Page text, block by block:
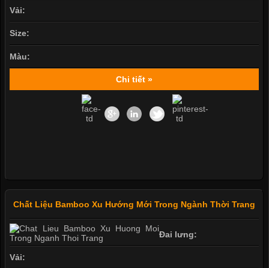
Vải:
Size:
Màu:
Chi tiết »
Chất Liệu Bamboo Xu Hướng Mới Trong Ngành Thời Trang
Đai lưng:
Vải: